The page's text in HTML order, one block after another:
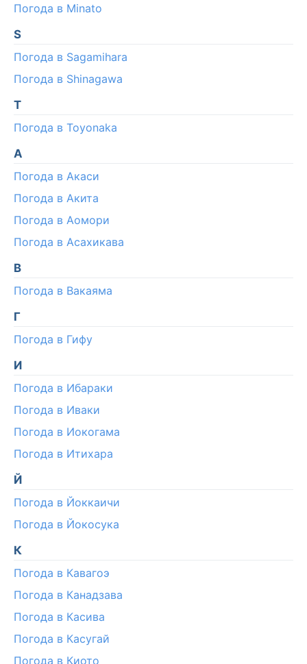
Погода в Minato
S
Погода в Sagamihara
Погода в Shinagawa
T
Погода в Toyonaka
А
Погода в Акаси
Погода в Акита
Погода в Аомори
Погода в Асахикава
В
Погода в Вакаяма
Г
Погода в Гифу
И
Погода в Ибараки
Погода в Иваки
Погода в Иокогама
Погода в Итихара
Й
Погода в Йоккаичи
Погода в Йокосука
К
Погода в Кавагоэ
Погода в Канадзава
Погода в Касива
Погода в Касугай
Погода в Киото